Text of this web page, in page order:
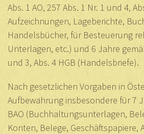
Abs. 1 AO, 257 Abs. 1 Nr. 1 und 4,
Aufzeichnungen, Lageberichte,
Handelsbücher, für Besteuerung
Unterlagen, etc.) und 6 Jahre
und 3, Abs. 4 HGB (Handelsbriefe).
Nach gesetzlichen Vorgaben in
Aufbewahrung insbesondere für 7
BAO (Buchhaltungsunterlagen,
Konten, Belege, Geschäftspapiere,